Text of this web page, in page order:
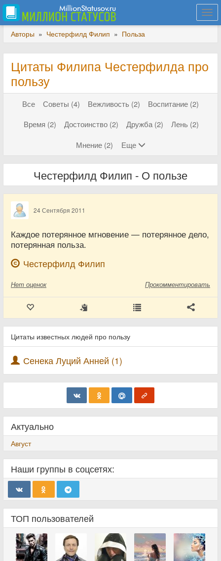
Авторы » Честерфилд Филип » Польза
Цитаты Филипа Честерфилда про
пользу
Все Советы (4) Вежливость (2)
Воспитание (2)
Время (2)
Достоинство (2) Дружба (2)
Лень (2)
Мнение (2)
Еще
Честерфилд Филип - О пользе
24 Сентября 2011
Каждое потерянное мгновение — потерянное дело,
потерянная польза.
Честерфилд Филип
Нет оценок Прокомментировать
Цитаты известных людей про пользу
Сенека Луций Анней (1)
Актуально
Август
Наши группы в соцсетях:
ТОП пользователей